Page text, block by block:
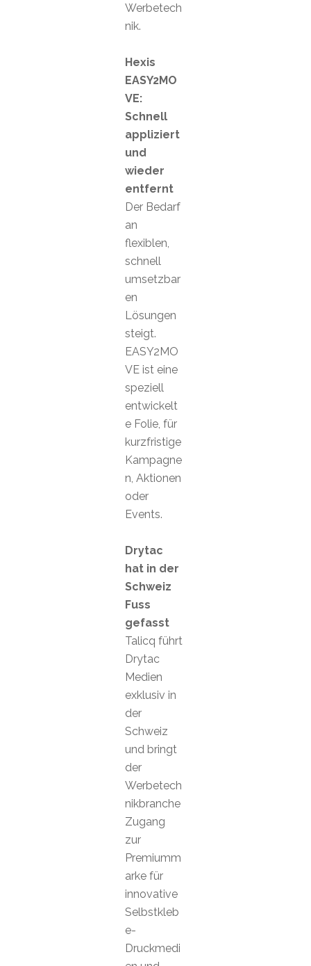
Werbetech
nik.
Hexis
EASY2MO
VE:
Schnell
appliziert
und
wieder
entfernt
Der Bedarf
an
flexiblen,
schnell
umsetzbar
en
Lösungen
steigt.
EASY2MO
VE ist eine
speziell
entwickelt
e Folie, für
kurzfristige
Kampagne
n, Aktionen
oder
Events.
Drytac
hat in der
Schweiz
Fuss
gefasst
Talicq führt
Drytac
Medien
exklusiv in
der
Schweiz
und bringt
der
Werbetech
nikbranche
Zugang
zur
Premiumm
arke für
innovative
Selbstkleb
e-
Druckmedi